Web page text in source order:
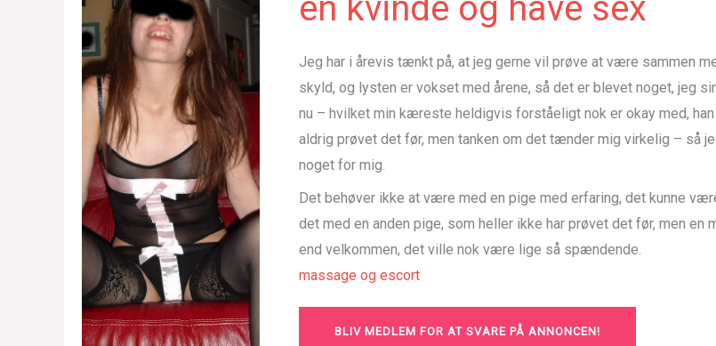
en kvinde og have sex
Jeg har i årevis tænkt på, at jeg gerne vil prøve at være sammen
skyld, og lysten er vokset med årene, så det er blevet noget, jeg
nu – hvilket min kæreste heldigvis forståeligt nok er okay med,
aldrig prøvet det før, men tanken om det tænder mig virkelig – så
noget for mig.
Det behøver ikke at være med en pige med erfaring, det kunne
det med en anden pige, som heller ikke har prøvet det før, men en
end velkommen, det ville nok være lige så spændende.
massage og escort
BLIV MEDLEM FOR AT SVARE PÅ ANNONCEN!